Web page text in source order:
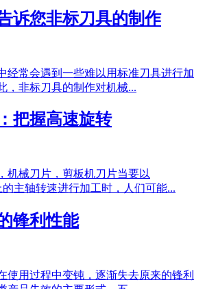
诉您非标刀具的制作
经常会遇到一些难以用标准刀具进行加
，非标刀具的制作对机械...
把握高速旋转
机械刀片，剪板机刀片当要以
的主轴转速进行加工时，人们可能...
锋利性能
使用过程中变钝，逐渐失去原来的锋利